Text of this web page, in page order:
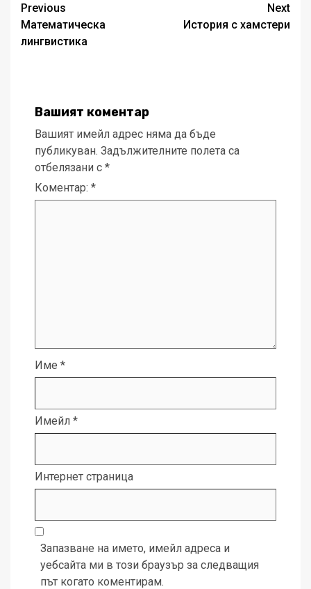
Post
navigation
Previous
Математическа
лингвистика
Next
История с хамстери
Вашият коментар
Вашият имейл адрес няма да бъде
публикуван. Задължителните полета са
отбелязани с *
Коментар: *
Име *
Имейл *
Интернет страница
Запазване на името, имейл адреса и
уебсайта ми в този браузър за следващия
път когато коментирам.